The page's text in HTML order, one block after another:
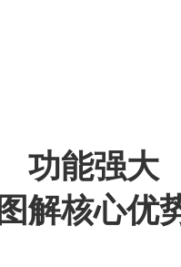
功能强大
图解核心优